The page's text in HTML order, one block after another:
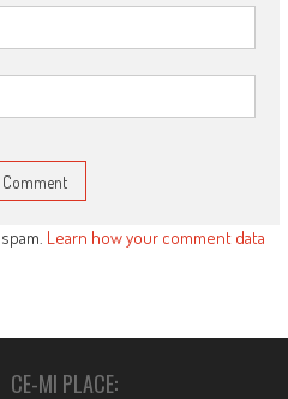
Learn how your comment data
CE-MI PLACE: